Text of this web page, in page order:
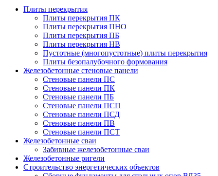
Плиты перекрытия
Плиты перекрытия ПК
Плиты перекрытия ПНО
Плиты перекрытия ПБ
Плиты перекрытия НВ
Пустотные (многопустотные) плиты перекрытия
Плиты безопалубочного формования
Железобетонные стеновые панели
Стеновые панели ПС
Стеновые панели ПК
Стеновые панели ПБ
Стеновые панели ПСП
Стеновые панели ПСД
Стеновые панели ПВ
Стеновые панели ПСТ
Железобетонные сваи
Забивные железобетонные сваи
Железобетонные ригели
Строительство энергетических объектов